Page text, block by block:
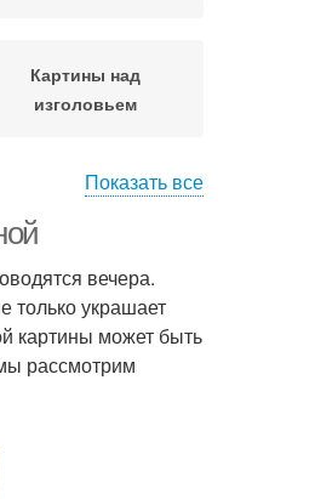
Картины над
изголовьем
Картина в интерьер
для комнаты
Показать все
вечера.
только украшает
картины может быть
рассмотрим